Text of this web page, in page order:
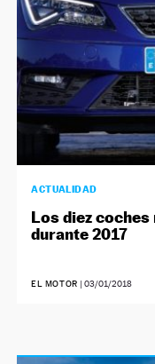
ACTUALIDAD
Los diez coches
durante 2017
EL MOTOR | 03/01/2018